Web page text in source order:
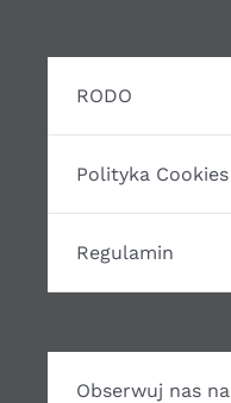
RODO
Polityka Cookies
Regulamin
Obserwuj nas